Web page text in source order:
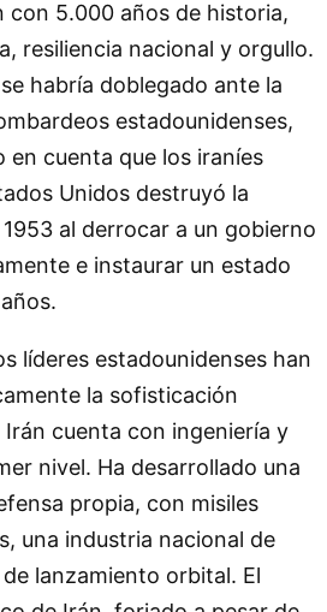
con 5.000 años de historia,
resiliencia nacional y orgullo.
habría doblegado ante la
estadounidenses,
cuenta que los iraníes
Unidos destruyó la
al derrocar a un gobierno
e instaurar un estado
líderes estadounidenses han
la sofisticación
cuenta con ingeniería y
nivel. Ha desarrollado una
propia, con misiles
una industria nacional de
lanzamiento orbital. El